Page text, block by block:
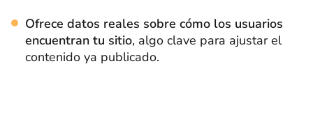
Ofrece datos reales sobre cómo los usuarios
encuentran tu sitio, algo clave para ajustar el
contenido ya publicado.